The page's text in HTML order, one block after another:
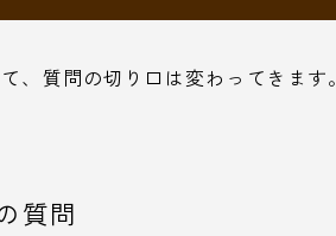
、質問の切り口は変わってきます。
質問